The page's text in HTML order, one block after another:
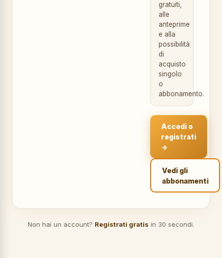
gratuiti,
alle
anteprime
e alla
possibilità
di
acquisto
singolo
o
abbonamento.
Accedi o
registrati
→
Vedi gli
abbonamenti
Non hai un account? Registrati gratis in 30 secondi.